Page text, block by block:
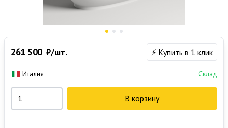
261 500 ₽/шт. ⚡ Купить в 1 клик
Италия Склад
В корзину